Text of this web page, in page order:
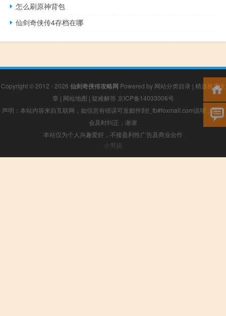
怎么刷原神背包
仙剑奇侠传4存档在哪
Copyright © 2012 - 2026 仙剑奇侠传攻略网 Powered by 网站分类目录 | 精选推荐文
章 | 网站地图 | 疑难解答 京ICP备14033006号
声明：本站内容来自互联网，如信息有错误可发邮件到f_fb#foxmail.com说明，我们
会及时纠正，谢谢
本站仅为个人兴趣爱好，不接盈利性广告及商业合作
小男孩